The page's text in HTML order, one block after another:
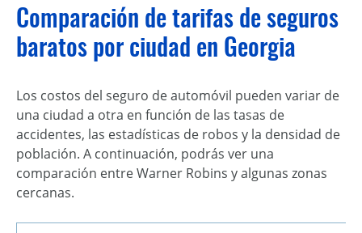
Comparación de tarifas de seguros
baratos por ciudad en Georgia
Los costos del seguro de automóvil pueden variar de
una ciudad a otra en función de las tasas de
accidentes, las estadísticas de robos y la densidad de
población. A continuación, podrás ver una
comparación entre Warner Robins y algunas zonas
cercanas.